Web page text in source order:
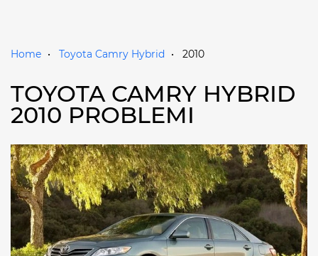
Home Toyota Camry Hybrid 2010
TOYOTA CAMRY HYBRID
2010 PROBLEMI